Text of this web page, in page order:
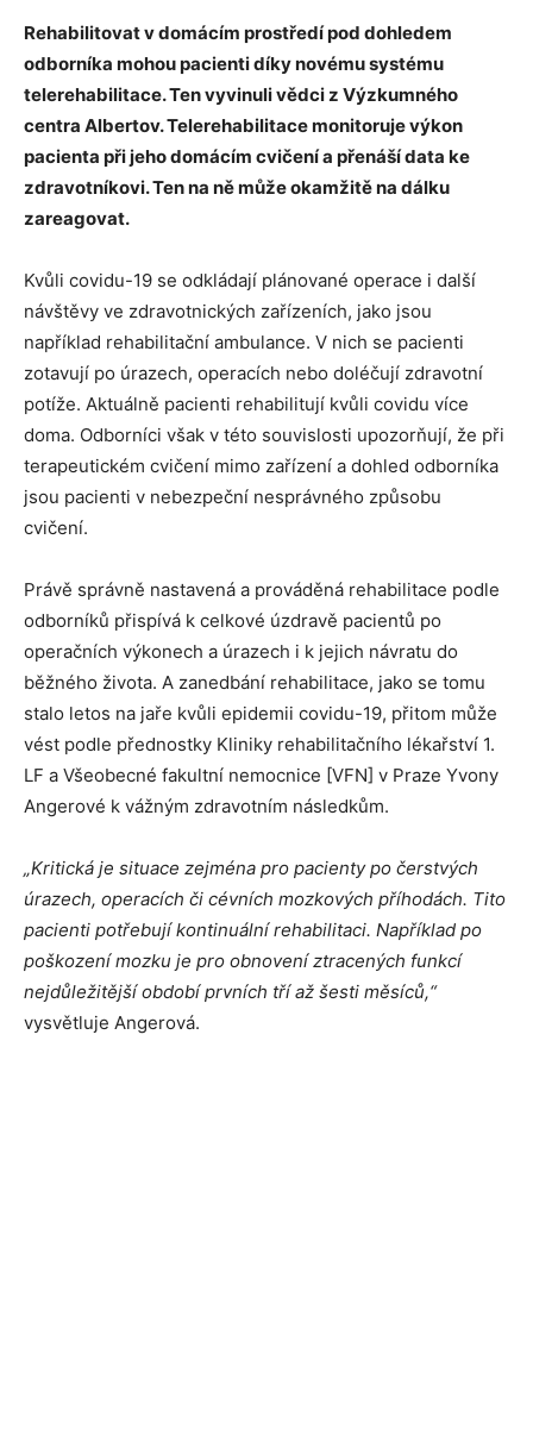
Rehabilitovat v domácím prostředí pod dohledem
odborníka mohou pacienti díky novému systému
telerehabilitace. Ten vyvinuli vědci z Výzkumného
centra Albertov. Telerehabilitace monitoruje výkon
pacienta při jeho domácím cvičení a přenáší data ke
zdravotníkovi. Ten na ně může okamžitě na dálku
zareagovat.
Kvůli covidu-19 se odkládají plánované operace i další
návštěvy ve zdravotnických zařízeních, jako jsou
například rehabilitační ambulance. V nich se pacienti
zotavují po úrazech, operacích nebo doléčují zdravotní
potíže. Aktuálně pacienti rehabilitují kvůli covidu více
doma. Odborníci však v této souvislosti upozorňují, že při
terapeutickém cvičení mimo zařízení a dohled odborníka
jsou pacienti v nebezpeční nesprávného způsobu
cvičení.
Právě správně nastavená a prováděná rehabilitace podle
odborníků přispívá k celkové úzdravě pacientů po
operačních výkonech a úrazech i k jejich návratu do
běžného života. A zanedbání rehabilitace, jako se tomu
stalo letos na jaře kvůli epidemii covidu-19, přitom může
vést podle přednostky Kliniky rehabilitačního lékařství 1.
LF a Všeobecné fakultní nemocnice [VFN] v Praze Yvony
Angerové k vážným zdravotním následkům.
„Kritická je situace zejména pro pacienty po čerstvých
úrazech, operacích či cévních mozkových příhodách. Tito
pacienti potřebují kontinuální rehabilitaci. Například po
poškození mozku je pro obnovení ztracených funkcí
nejdůležitější období prvních tří až šesti měsíců,“
vysvětluje Angerová.